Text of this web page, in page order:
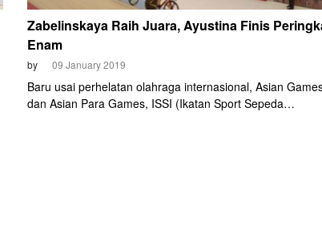
Zabelinskaya Raih Juara, Ayustina Finis
Enam
by 09 January 2019
Baru usai perhelatan olahraga internasional, Asian
dan Asian Para Games, ISSI (Ikatan Sport Sepeda